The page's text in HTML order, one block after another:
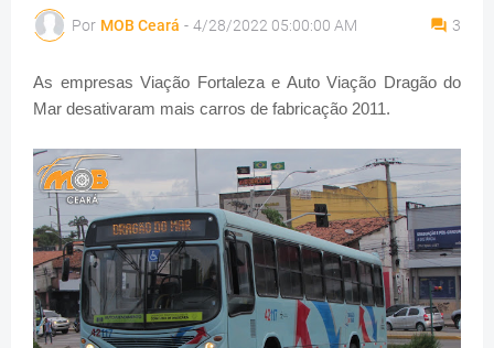
Por MOB Ceará - 4/28/2022 05:00:00 AM 3
As empresas Viação Fortaleza e Auto Viação Dragão do
Mar desativaram mais carros de fabricação 2011.